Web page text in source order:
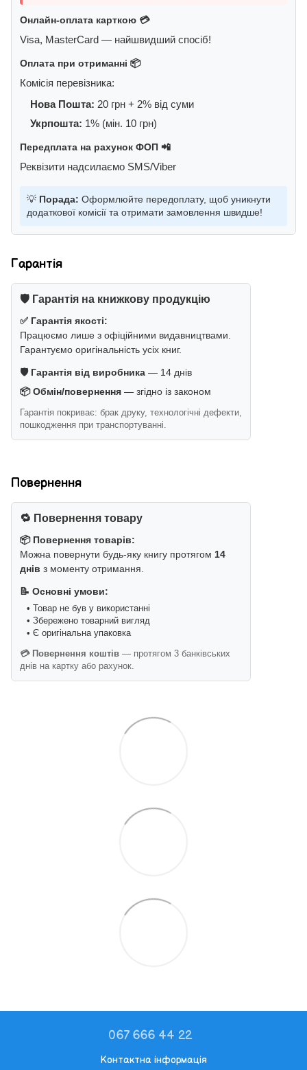
Онлайн-оплата карткою 💳
Visa, MasterCard — найшвидший спосіб!
Оплата при отриманні 📦
Комісія перевізника:
Нова Пошта: 20 грн + 2% від суми
Укрпошта: 1% (мін. 10 грн)
Передплата на рахунок ФОП 📲
Реквізити надсилаємо SMS/Viber
💡 Порада: Оформлюйте передоплату, щоб уникнути
додаткової комісії та отримати замовлення швидше!
Гарантія
🛡️ Гарантія на книжкову продукцію
✅ Гарантія якості:
Працюємо лише з офіційними видавництвами.
Гарантуємо оригінальність усіх книг.
🛡️ Гарантія від виробника — 14 днів
📦 Обмін/повернення — згідно із законом
Гарантія покриває: брак друку, технологічні дефекти,
пошкодження при транспортуванні.
Повернення
🔁 Повернення товару
📦 Повернення товарів:
Можна повернути будь-яку книгу протягом 14
днів з моменту отримання.
📝 Основні умови:
• Товар не був у використанні
• Збережено товарний вигляд
• Є оригінальна упаковка
💳 Повернення коштів — протягом 3 банківських
днів на картку або рахунок.
067 666 44 22
Контактна інформація